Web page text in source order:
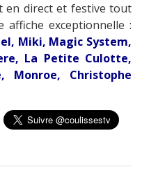
en direct et festive tout
affiche exceptionnelle :
Miki, Magic System,
La Petite Culotte,
Monroe, Christophe